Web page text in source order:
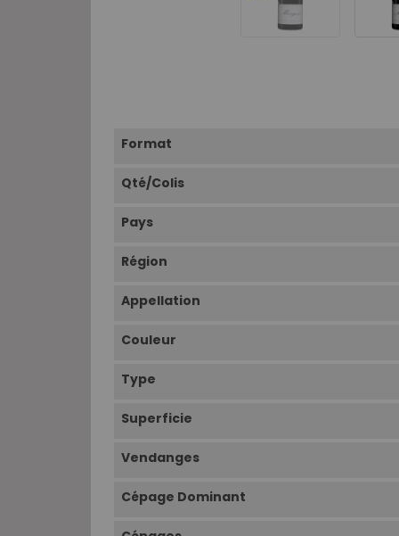
Format
Qté/Colis
Pays
Région
Appellation
Couleur
Type
Superficie
Vendanges
Cépage Dominant